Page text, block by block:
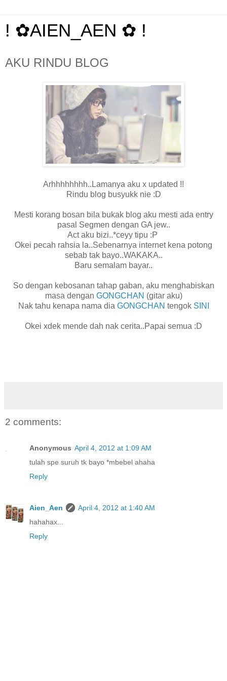
! ✿AIEN_AEN ✿ !
AKU RINDU BLOG
Arhhhhhhhh..Lamanya aku x updated !!
Rindu blog busyukk nie :D
Mesti korang bosan bila bukak blog aku mesti ada entry
pasal Segmen dengan GA jew..
Act aku bizi..*ceyy tipu :P
Okei pecah rahsia la..Sebenarnya internet kena potong
sebab tak bayo..WAKAKA..
Baru semalam bayar..
So dengan kebosanan tahap gaban, aku menghabiskan
masa dengan GONGCHAN (gitar aku)
Nak tahu kenapa nama dia GONGCHAN tengok SINI
Okei xdek mende dah nak cerita..Papai semua :D
2 comments:
Anonymous April 4, 2012 at 1:09 AM
tulah spe suruh tk bayo *mbebel ahaha
Reply
Aien_Aen
April 4, 2012 at 1:40 AM
hahahax...
Reply